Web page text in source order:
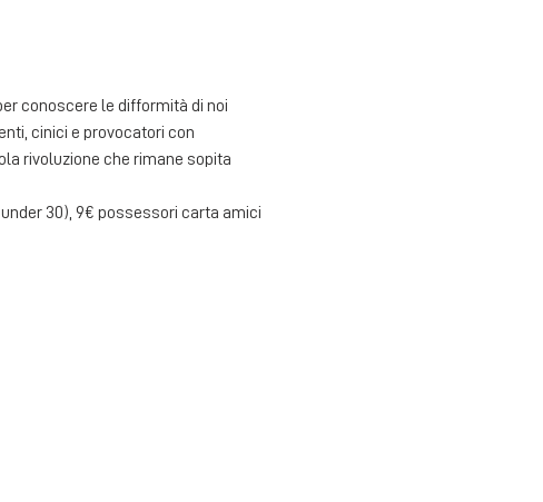
conoscere le difformità di noi
cinici e provocatori con
rivoluzione che rimane sopita
30), 9€ possessori carta amici